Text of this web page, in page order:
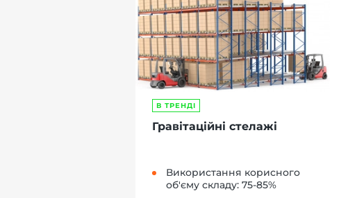
В ТРЕНДІ
Гравітаційні стелажі
Використання корисного
об'єму складу: 75-85%